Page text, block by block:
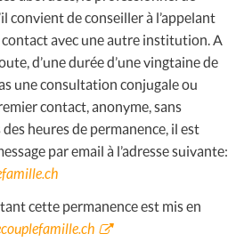
convient de conseiller à l’appelant
avec une autre institution. A
d’une durée d’une vingtaine de
une consultation conjugale ou
contact, anonyme, sans
heures de permanence, il est
par email à l’adresse suivante:
cette permanence est mis en